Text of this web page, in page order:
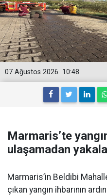
10:48
07 Ağustos 2026
Marmaris’te
ulaşamadan
Marmaris’in Beldibi
çıkan yangın ihbarının